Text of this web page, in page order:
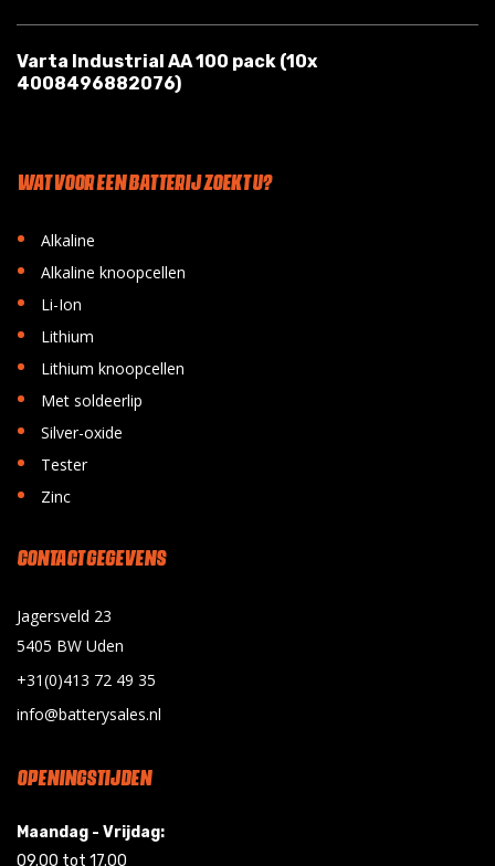
Varta Industrial AA 100 pack (10x
4008496882076)
WAT VOOR EEN BATTERIJ ZOEKT U?
• Alkaline
• Alkaline knoopcellen
• Li-Ion
• Lithium
• Lithium knoopcellen
• Met soldeerlip
• Silver-oxide
• Tester
• Zinc
CONTACT GEGEVENS
Jagersveld 23
5405 BW Uden
+31(0)413 72 49 35
info@batterysales.nl
OPENINGSTIJDEN
Maandag - Vrijdag:
09.00 tot 17.00